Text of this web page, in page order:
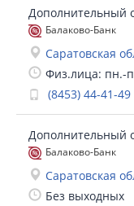
Дополнительный
Балаково-Банк
Саратовская
Физ.лица: пн.-
(8453) 44-41-49
Дополнительный
Балаково-Банк
Саратовская
Без выходных